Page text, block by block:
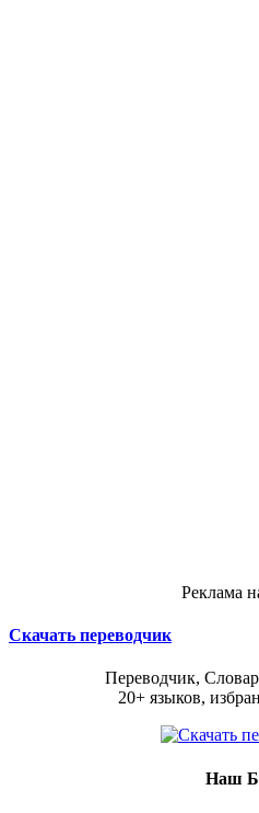
Реклама
Скачать переводчик
Переводчик,
20+ языков,
Наш